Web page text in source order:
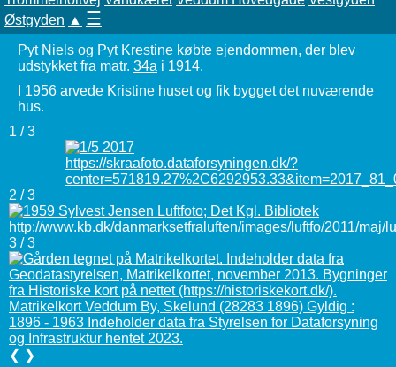
Østgyden ▲ ☰
Pyt Niels og Pyt Krestine købte ejendommen, der blev
udstykket fra matr. 34a i 1914.
I 1956 arvede Kristine huset og fik bygget det nuværende
hus.
1 / 3
2 / 3
3 / 3
❮ ❯